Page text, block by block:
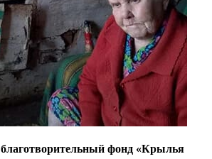
благотворительный фонд «Крылья